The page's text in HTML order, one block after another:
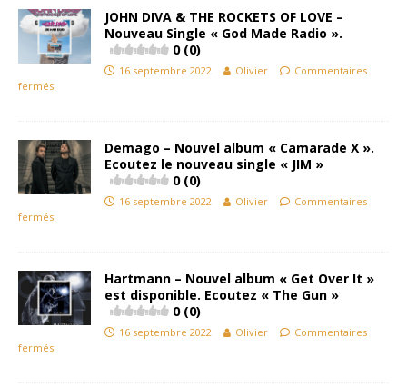
JOHN DIVA & THE ROCKETS OF LOVE –
Nouveau Single « God Made Radio ».
0 (0)
16 septembre 2022 Olivier
Commentaires
fermés
Demago – Nouvel album « Camarade X ».
Ecoutez le nouveau single « JIM »
0 (0)
16 septembre 2022 Olivier
Commentaires
fermés
Hartmann – Nouvel album « Get Over It »
est disponible. Ecoutez « The Gun »
0 (0)
16 septembre 2022 Olivier
Commentaires
fermés